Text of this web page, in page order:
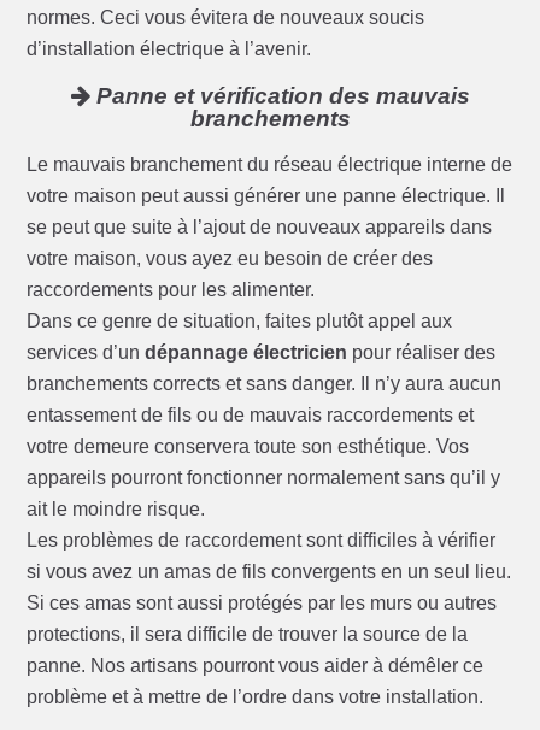
normes. Ceci vous évitera de nouveaux soucis
d’installation électrique à l’avenir.
Panne et vérification des mauvais
branchements
Le mauvais branchement du réseau électrique interne de
votre maison peut aussi générer une panne électrique. Il
se peut que suite à l’ajout de nouveaux appareils dans
votre maison, vous ayez eu besoin de créer des
raccordements pour les alimenter.
Dans ce genre de situation, faites plutôt appel aux
services d’undépannage électricien pour réaliser des
branchements corrects et sans danger. Il n’y aura aucun
entassement de fils ou de mauvais raccordements et
votre demeure conservera toute son esthétique. Vos
appareils pourront fonctionner normalement sans qu’il y
ait le moindre risque.
Les problèmes de raccordement sont difficiles à vérifier
si vous avez un amas de fils convergents en un seul lieu.
Si ces amas sont aussi protégés par les murs ou autres
protections, il sera difficile de trouver la source de la
panne. Nos artisans pourront vous aider à démêler ce
problème et à mettre de l’ordre dans votre installation.